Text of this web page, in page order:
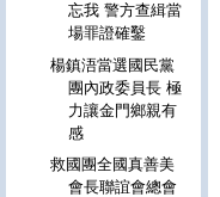
忘我 警方查緝當
場罪證確鑿
楊鎮浯當選國民黨
團內政委員長 極
力讓金門鄉親有
感
救國團全國真善美
會長聯誼會總會